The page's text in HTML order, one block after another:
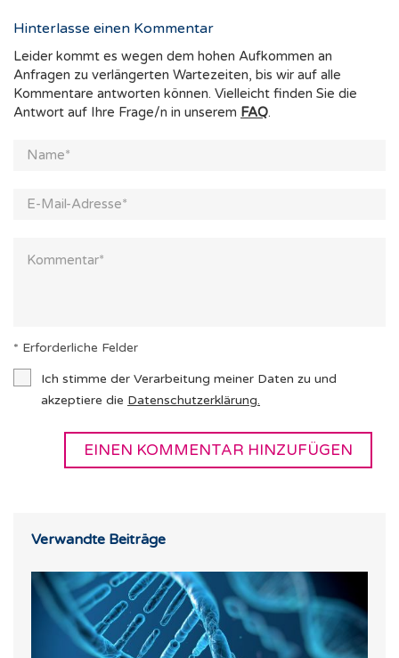
Hinterlasse einen Kommentar
Leider kommt es wegen dem hohen Aufkommen an
Anfragen zu verlängerten Wartezeiten, bis wir auf alle
Kommentare antworten können. Vielleicht finden Sie die
Antwort auf Ihre Frage/n in unserem FAQ.
* Erforderliche Felder
Ich stimme der Verarbeitung meiner Daten zu und
akzeptiere die Datenschutzerklärung.
Verwandte Beiträge